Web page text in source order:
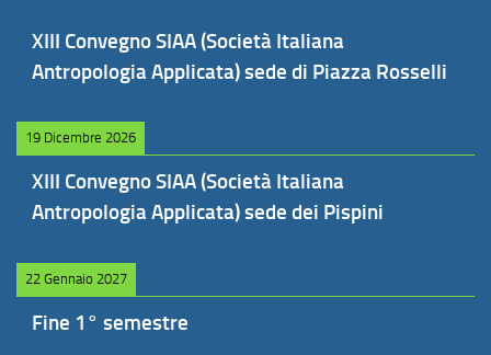
XIII Convegno SIAA (Società Italiana
Antropologia Applicata) sede di Piazza Rosselli
19 Dicembre 2026
XIII Convegno SIAA (Società Italiana
Antropologia Applicata) sede dei Pispini
22 Gennaio 2027
Fine 1° semestre